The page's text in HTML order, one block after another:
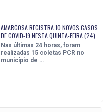
AMARGOSA REGISTRA 10 NOVOS CASOS
DE COVID-19 NESTA QUINTA-FEIRA (24)
Nas últimas 24 horas, foram
realizadas 15 coletas PCR no
município de …